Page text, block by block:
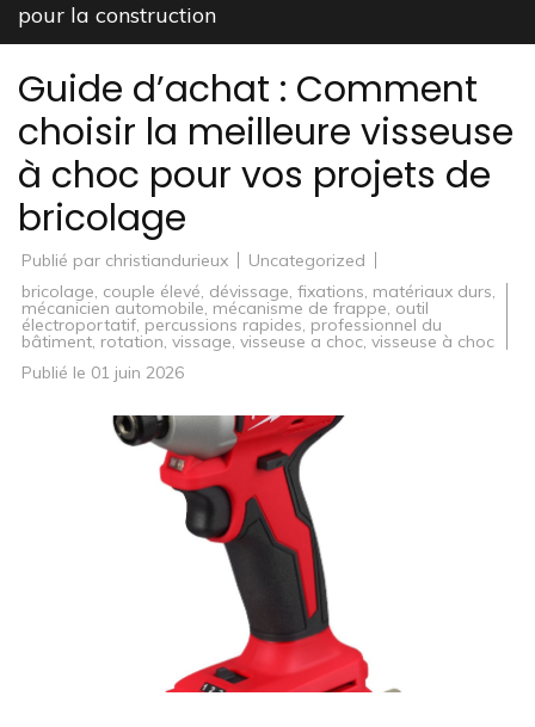
pour la construction
Guide d’achat : Comment
choisir la meilleure visseuse
à choc pour vos projets de
bricolage
Publié par christiandurieux
Uncategorized
bricolage, couple élevé, dévissage, fixations, matériaux durs,
mécanicien automobile, mécanisme de frappe, outil
électroportatif, percussions rapides, professionnel du
bâtiment, rotation, vissage, visseuse a choc, visseuse à choc
Publié le 01 juin 2026